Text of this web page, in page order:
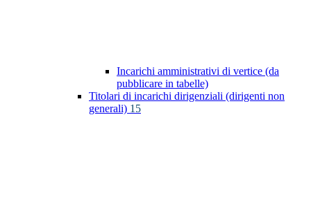
Incarichi amministrativi di vertice (da
pubblicare in tabelle)
Titolari di incarichi dirigenziali (dirigenti non
generali) 15